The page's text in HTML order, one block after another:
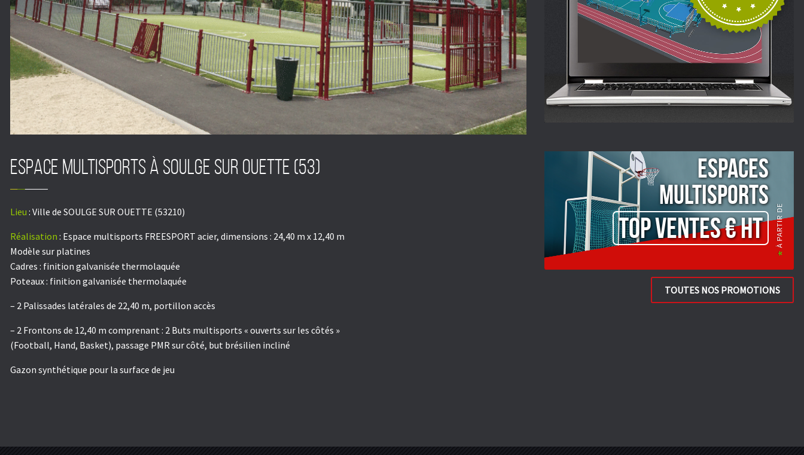
Espace multisports à SOULGE SUR OUETTE (53)
Lieu : Ville de SOULGE SUR OUETTE (53210)
Réalisation : Espace multisports FREESPORT acier, dimensions : 24,40 m x 12,40 m
Modèle sur platines
Cadres : finition galvanisée thermolaquée
Poteaux : finition galvanisée thermolaquée
– 2 Palissades latérales de 22,40 m, portillon accès
– 2 Frontons de 12,40 m comprenant : 2 Buts multisports « ouverts sur les côtés »
(Football, Hand, Basket), passage PMR sur côté, but brésilien incliné
Gazon synthétique pour la surface de jeu
ESPACES
Multisports
TOP VENTES € HT
TOUTES NOS PROMOTIONS